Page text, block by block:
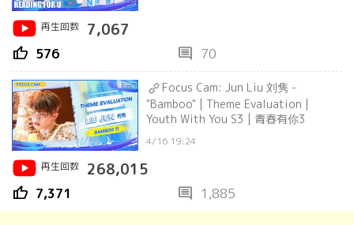
再生回数 7,067
thumb_up 576 comment 70
Focus Cam: Jun Liu 刘隽 -
"Bamboo" | Theme Evaluation |
Youth With You S3 | 青春有你3
4/16 19:24
再生回数
268,015
thumb_up 7,371 comment 1,885